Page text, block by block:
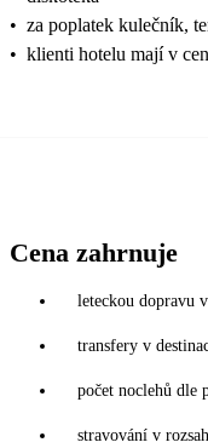
• za poplatek kulečník,
• klienti hotelu mají v
Cena zahrnuje
leteckou dopravu
transfery v
počet noclehů dle
stravování v